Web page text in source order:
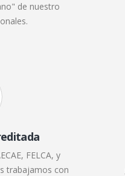
de nuestro
FELCA, y
trabajamos con